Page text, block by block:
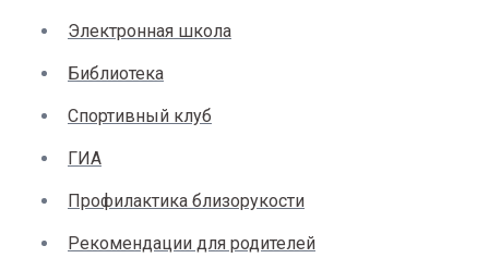
Электронная школа
Библиотека
Спортивный клуб
ГИА
Профилактика близорукости
Рекомендации для родителей